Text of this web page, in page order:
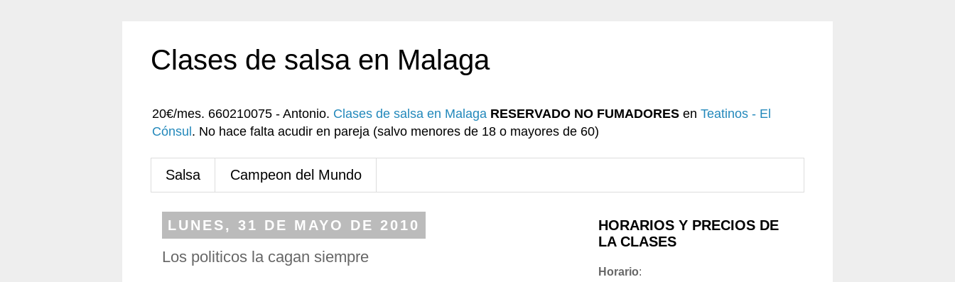
Clases de salsa en Malaga
20€/mes. 660210075 - Antonio. Clases de salsa en Malaga RESERVADO NO FUMADORES en Teatinos - El
Cónsul . No hace falta acudir en pareja (salvo menores de 18 o mayores de 60)
Salsa Campeon del Mundo
LUNES, 31 DE MAYO DE 2010
Los politicos la cagan siempre
HORARIOS Y PRECIOS DE
LA CLASES
Horario: